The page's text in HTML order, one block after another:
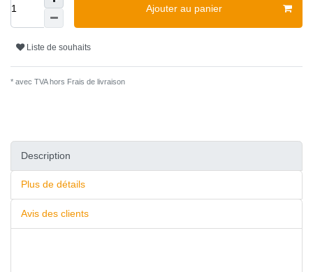
Ajouter au panier
Liste de souhaits
* avec TVA hors Frais de livraison
Description
Plus de détails
Avis des clients